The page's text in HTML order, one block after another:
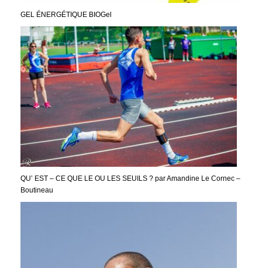
GEL ÉNERGÉTIQUE BIOGel
QU’ EST – CE QUE LE OU LES SEUILS ? par Amandine Le Cornec –
Boutineau